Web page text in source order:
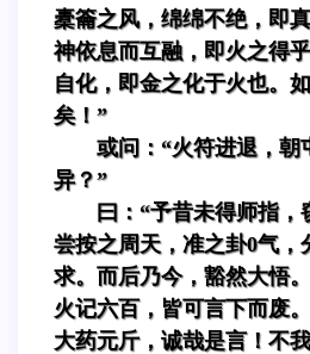
橐籥之风，绵绵不绝，即
神依息而互融，即火之得
自化，即金之化于火也。
矣！”
或问：“火符进退，朝
异？”
曰：“予昔未得师指，
尝按之周天，准之卦0气，
求。而后乃今，豁然大悟
火记六百，皆可言下而废
大药元斤，诚哉是言！不